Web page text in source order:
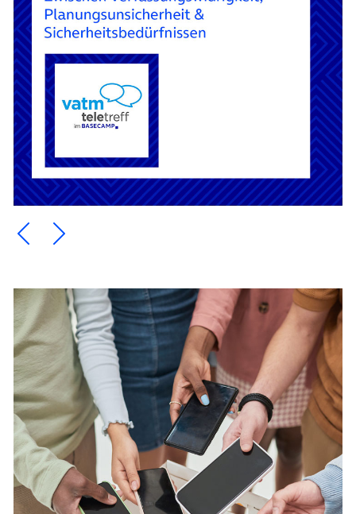
Ein Element zurück blättern
Ein Element weiter blättern